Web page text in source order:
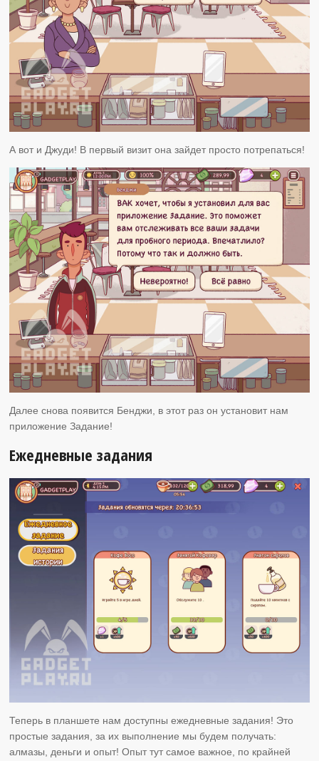
А вот и Джуди! В первый визит она зайдет просто потрепаться!
Далее снова появится Бенджи, в этот раз он установит нам
приложение Задание!
Ежедневные задания
Теперь в планшете нам доступны ежедневные задания! Это
простые задания, за их выполнение мы будем получать:
алмазы, деньги и опыт! Опыт тут самое важное, по крайней